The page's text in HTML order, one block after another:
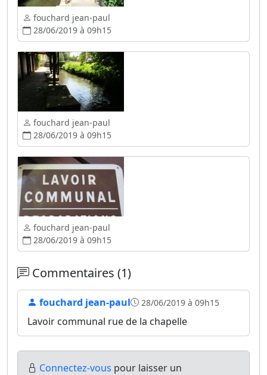
fouchard jean-paul
28/06/2019 à 09h15
fouchard jean-paul
28/06/2019 à 09h15
fouchard jean-paul
28/06/2019 à 09h15
Commentaires (1)
fouchard jean-paul 28/06/2019 à 09h15
Lavoir communal rue de la chapelle
Connectez-vous pour laisser un